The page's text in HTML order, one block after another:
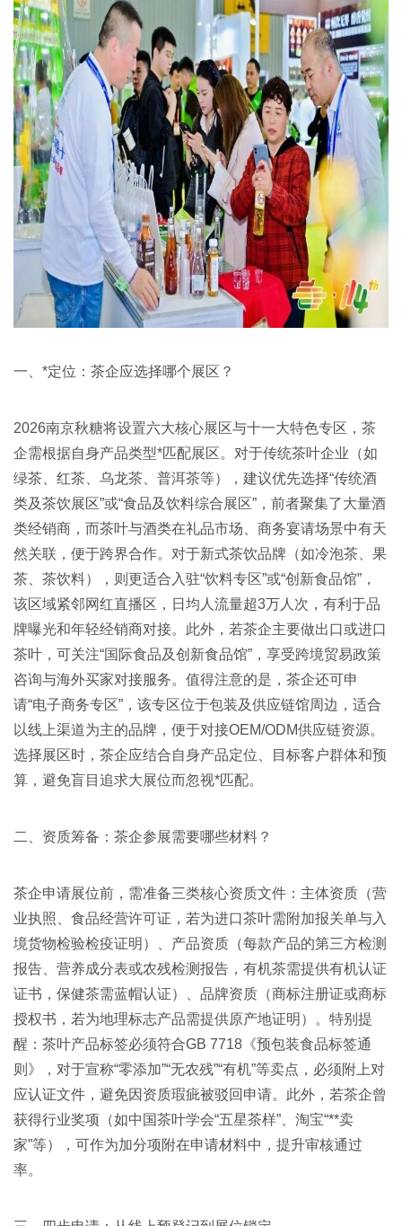
一、*定位：茶企应选择哪个展区？
2026南京秋糖将设置六大核心展区与十一大特色专区，茶
企需根据自身产品类型*匹配展区。对于传统茶叶企业（如
绿茶、红茶、乌龙茶、普洱茶等），建议优先选择“传统酒
类及茶饮展区”或“食品及饮料综合展区”，前者聚集了大量酒
类经销商，而茶叶与酒类在礼品市场、商务宴请场景中有天
然关联，便于跨界合作。对于新式茶饮品牌（如冷泡茶、果
茶、茶饮料），则更适合入驻“饮料专区”或“创新食品馆”，
该区域紧邻网红直播区，日均人流量超3万人次，有利于品
牌曝光和年轻经销商对接。此外，若茶企主要做出口或进口
茶叶，可关注“国际食品及创新食品馆”，享受跨境贸易政策
咨询与海外买家对接服务。值得注意的是，茶企还可申
请“电子商务专区”，该专区位于包装及供应链馆周边，适合
以线上渠道为主的品牌，便于对接OEM/ODM供应链资源。
选择展区时，茶企应结合自身产品定位、目标客户群体和预
算，避免盲目追求大展位而忽视*匹配。
二、资质筹备：茶企参展需要哪些材料？
茶企申请展位前，需准备三类核心资质文件 ：主体资质（营
业执照、食品经营许可证，若为进口茶叶需附加报关单与入
境货物检验检疫证明）、产品资质（每款产品的第三方检测
报告、营养成分表或农残检测报告，有机茶需提供有机认证
证书，保健茶需蓝帽认证）、品牌资质（商标注册证或商标
授权书，若为地理标志产品需提供原产地证明）。特别提
醒：茶叶产品标签必须符合GB 7718《预包装食品标签通
则》，对于宣称“零添加”“无农残”“有机”等卖点，必须附上对
应认证文件，避免因资质瑕疵被驳回申请。此外，若茶企曾
获得行业奖项（如中国茶叶学会“五星茶样”、淘宝“**卖
家”等），可作为加分项附在申请材料中，提升审核通过
率。